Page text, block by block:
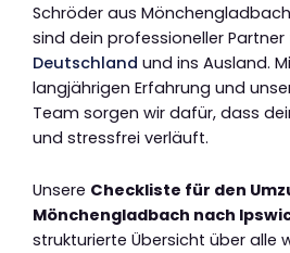
Schröder aus
sind dein professioneller Partner
Deutschland und ins Ausland.
langjährigen Erfahrung und
Team sorgen wir dafür, dass
und stressfrei verläuft.
Unsere Checkliste für den
Mönchengladbach nach
strukturierte Übersicht über alle